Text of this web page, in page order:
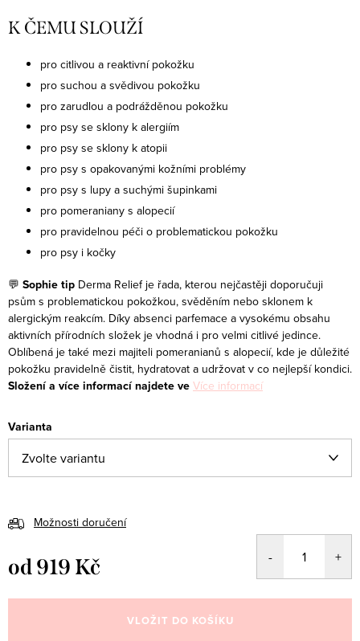
K ČEMU SLOUŽÍ
pro citlivou a reaktivní pokožku
pro suchou a svědivou pokožku
pro zarudlou a podrážděnou pokožku
pro psy se sklony k alergiím
pro psy se sklony k atopii
pro psy s opakovanými kožními problémy
pro psy s lupy a suchými šupinkami
pro pomeraniany s alopecií
pro pravidelnou péči o problematickou pokožku
pro psy i kočky
💬 Sophie tip Derma Relief je řada, kterou nejčastěji doporučuji
psům s problematickou pokožkou, svěděním nebo sklonem k
alergickým reakcím. Díky absenci parfemace a vysokému obsahu
aktivních přírodních složek je vhodná i pro velmi citlivé jedince.
Oblíbená je také mezi majiteli pomeranianů s alopecií, kde je důležité
pokožku pravidelně čistit, hydratovat a udržovat v co nejlepší kondici.
Složení a více informací najdete ve Více informací
Varianta
Možnosti doručení
od919 Kč
cena:
VLOŽIT DO KOŠÍKU